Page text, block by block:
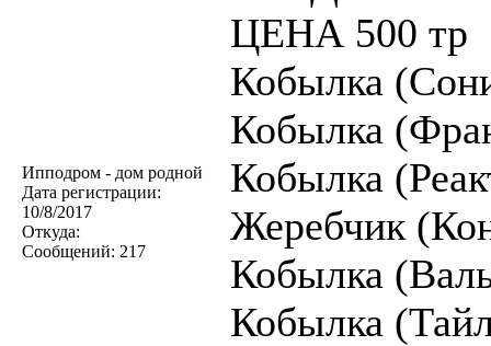
Ипподром - дом родной
Дата регистрации:
10/8/2017
Откуда:
Сообщений: 217
ЦЕНА 500 тр
Кобылка
Кобылка
Кобылка
Жеребчик
Кобылка
Кобылка